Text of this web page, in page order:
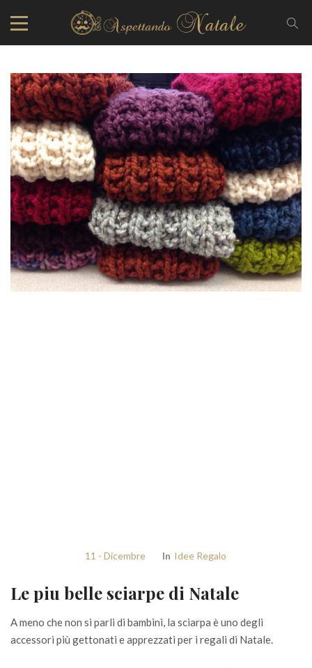
11 - Dicembre In Idee Regalo
Le piu belle sciarpe di Natale
A meno che non si parli di bambini, la sciarpa è uno degli
accessori più gettonati e apprezzati per i regali di Natale.